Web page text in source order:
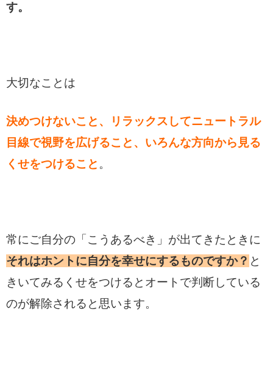
す。
大切なことは
決めつけないこと、
リラックスしてニュートラル
目線で視野を広げること、いろんな方向から見る
くせをつけること 。
常にご自分の「こうあるべき」が出てきたときに
それはホントに自分を幸せにするものですか？ と
きいてみるくせをつけるとオートで判断している
のが解除されると思います。